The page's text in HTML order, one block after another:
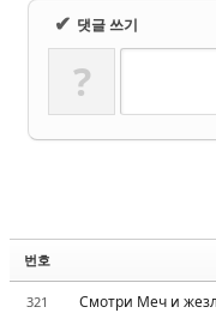
✔ 댓글 쓰기
?
번호
321 Смотри Меч и